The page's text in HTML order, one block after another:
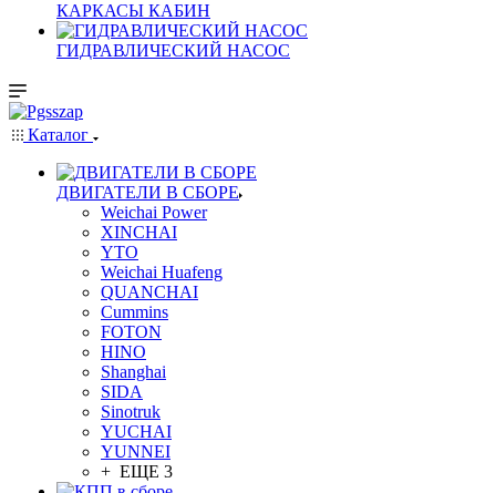
КАРКАСЫ КАБИН
ГИДРАВЛИЧЕСКИЙ НАСОС
Каталог
ДВИГАТЕЛИ В СБОРЕ
Weichai Power
XINCHAI
YTO
Weichai Huafeng
QUANCHAI
Cummins
FOTON
HINO
Shanghai
SIDA
Sinotruk
YUCHAI
YUNNEI
+ ЕЩЕ 3